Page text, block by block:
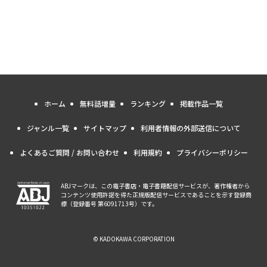
ホーム 無料話増量 ランキング 掲載作品一覧
ジャンル一覧 サイトマップ 利用者情報の外部送信について
よくあるご質問 / お問い合わせ 利用規約 プライバシーポリシー
ABJマークは、この電子書店・電子書籍配信サービスが、著作権者から
コンテンツ使用許諾を得た正規版配信サービスであることを示す登録商
標（登録番号 第6091713号）です。
© KADOKAWA CORPORATION